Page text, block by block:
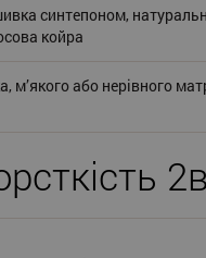
синтепоном,
койра
м’якого або нерівного